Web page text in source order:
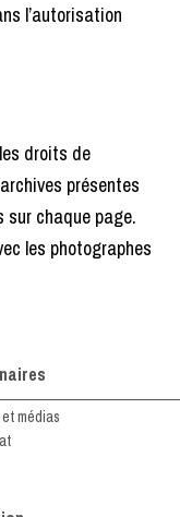
l’autorisation
droits de
présentes
chaque page.
les photographes
médias